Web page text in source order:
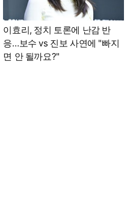
이효리, 정치 토론에 난감 반
응…보수 vs 진보 사연에 "빠지
면 안 될까요?"